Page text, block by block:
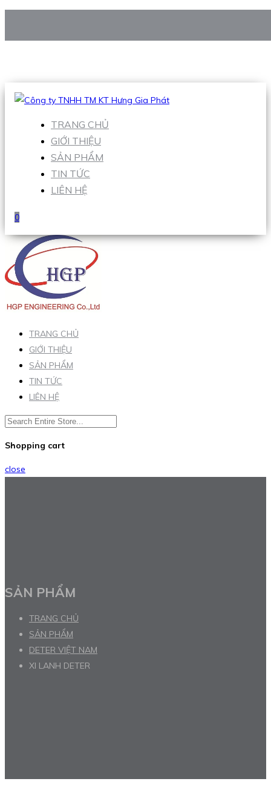
Hotline:0938 906 663
TRANG CHỦ
GIỚI THIỆU
SẢN PHẨM
TIN TỨC
LIÊN HỆ
0
TRANG CHỦ
GIỚI THIỆU
SẢN PHẨM
TIN TỨC
LIÊN HỆ
Shopping cart
close
SẢN PHẨM
TRANG CHỦ
SẢN PHẨM
DETER VIỆT NAM
XI LANH DETER